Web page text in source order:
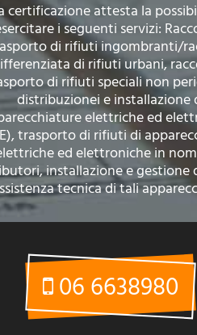
certificazione attesta la
i seguenti servizi:
di rifiuti ingombranti/
di rifiuti urbani,
di rifiuti speciali non
distribuzionei e installazione
elettriche ed
trasporto di rifiuti di
ed elettroniche in
installazione e gestione
tecnica di tali
06 6638980